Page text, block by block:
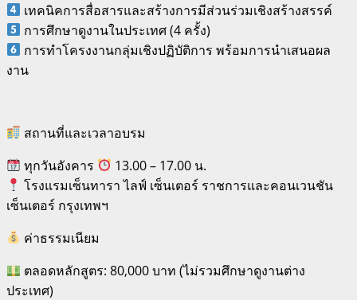
เทคนิคการสื่อสารและสร้างการมีส่วนร่วมเชิงสร้างสรรค์
การศึกษาดูงานในประเทศ (4 ครั้ง)
การทำโครงงานกลุ่มเชิงปฏิบัติการ พร้อมการนำเสนอผล
งาน
สถานที่และเวลาอบรม
ทุกวันอังคาร
13.00 – 17.00 น.
โรงแรมเซ็นทารา ไลฟ์ เซ็นเตอร์ ราชการและคอนเวนชัน
เซ็นเตอร์ กรุงเทพฯ
ค่าธรรมเนียม
ตลอดหลักสูตร: 80,000 บาท (ไม่รวมศึกษาดูงานต่าง
ประเทศ)